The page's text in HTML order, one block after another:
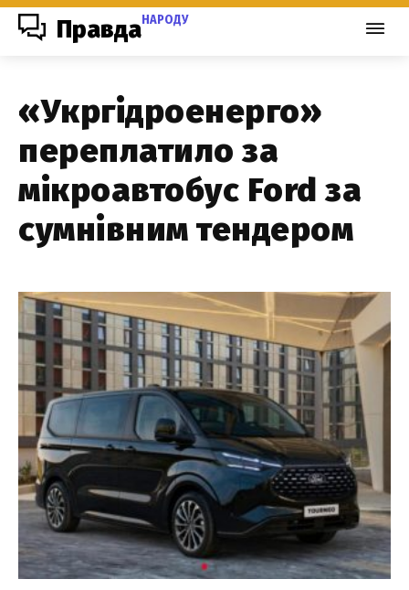
ПравдаНАРОДУ
«Укргідроенерго»
переплатило за
мікроавтобус Ford за
сумнівним тендером